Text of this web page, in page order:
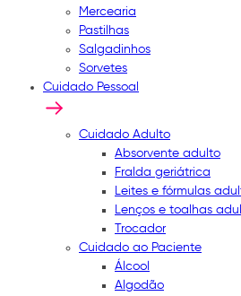
Mercearia
Pastilhas
Salgadinhos
Sorvetes
Cuidado Pessoal
Cuidado Adulto
Absorvente adulto
Fralda geriátrica
Leites e fórmulas
Lenços e toalhas
Trocador
Cuidado ao Paciente
Álcool
Algodão